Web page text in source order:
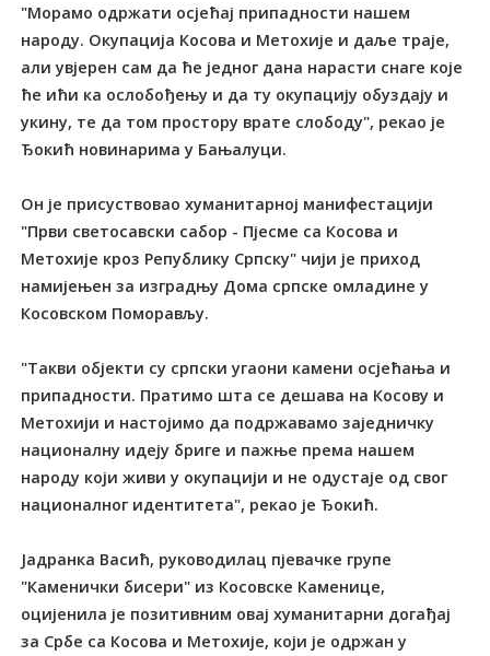
"Морамо одржати осјећај припадности нашем
народу. Окупација Косова и Метохије и даље траје,
али увјерен сам да ће једног дана нарасти снаге које
ће ићи ка ослобођењу и да ту окупацију обуздају и
укину, те да том простору врате слободу", рекао је
Ђокић новинарима у Бањалуци.
Он је присуствовао хуманитарној манифестацији
"Први светосавски сабор - Пјесме са Косова и
Метохије кроз Републику Српску" чији је приход
намијењен за изградњу Дома српске омладине у
Косовском Поморављу.
"Такви објекти су српски угаони камени осјећања и
припадности. Пратимо шта се дешава на Косову и
Метохији и настојимо да подржавамо заједничку
националну идеју бриге и пажње према нашем
народу који живи у окупацији и не одустаје од свог
националног идентитета", рекао је Ђокић.
Јадранка Васић, руководилац пјевачке групе
"Каменички бисери" из Косовске Каменице,
оцијенила је позитивним овај хуманитарни догађај
за Србе са Косова и Метохије, који је одржан у